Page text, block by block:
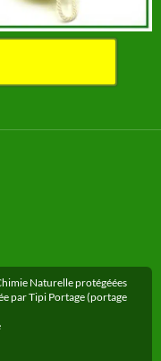
Naturelle protégéées
par Tipi Portage (portage